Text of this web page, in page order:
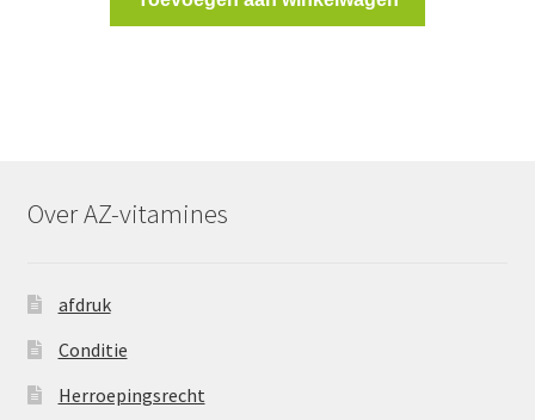
Over AZ-vitamines
afdruk
Conditie
Herroepingsrecht